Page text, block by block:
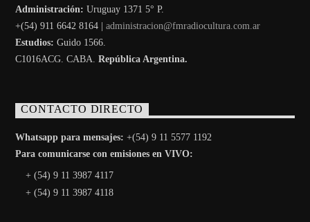
Administración: Uruguay 1371 5° P.
+(54) 911 6642 8164 |administracion@fmradiocultura.com.ar
Estudios: Guido 1566.
C1016ACG . CABA.República Argentina.
CONTACTO DIRECTO
Whatsapp para mensajes: +(54) 9 11 5577 1192
Para comunicarse con emisiones en VIVO:
+ (54) 9 11 3987 4117
+ (54) 9 11 3987 4118